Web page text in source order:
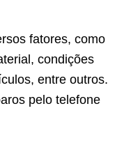
fatores, como
condições
entre outros.
pelo telefone